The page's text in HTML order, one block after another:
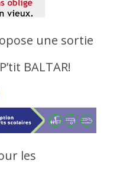
une sortie
BALTAR!
les